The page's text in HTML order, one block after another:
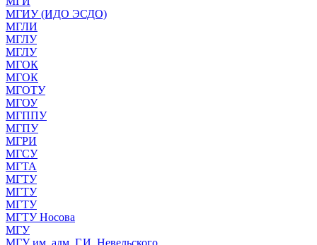
МГИУ (ИДО ЭСДО)
МГЛИ
МГЛУ
МГЛУ
МГОК
МГОК
МГОТУ
МГОУ
МГППУ
МГПУ
МГРИ
МГСУ
МГТА
МГТУ
МГТУ
МГТУ
МГТУ Носова
МГУ
МГУ им. адм. Г.И. Невельского